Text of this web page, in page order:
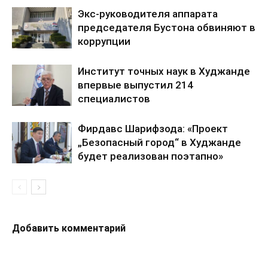
Экс-руководителя аппарата
председателя Бустона обвиняют в
коррупции
Институт точных наук в Худжанде
впервые выпустил 214
специалистов
Фирдавс Шарифзода: «Проект
„Безопасный город“ в Худжанде
будет реализован поэтапно»
Добавить комментарий